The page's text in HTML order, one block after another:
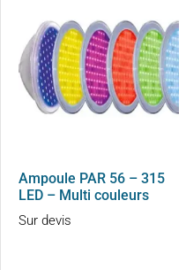
Ampoule PAR 56 – 315
LED – Multi couleurs
Sur devis